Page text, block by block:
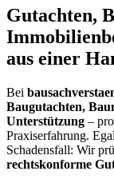
Gutachten,
aus einer
Bei
Baugutachten,
Unterstützung –
Praxiserfahrung.
Schadensfall: Wir
rechtskonforme